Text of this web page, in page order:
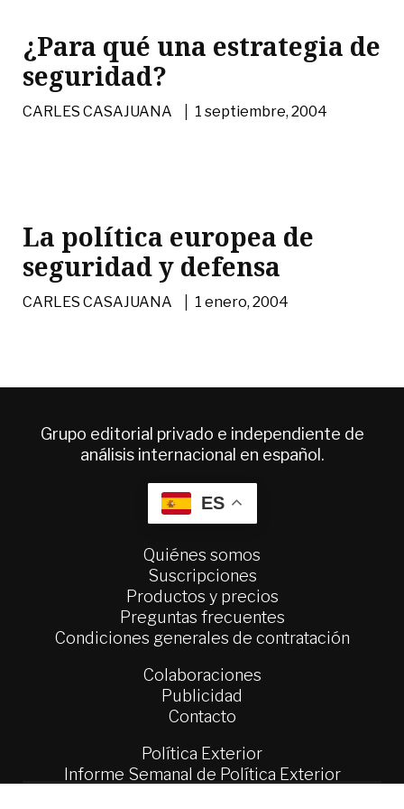
¿Para qué una estrategia de
seguridad?
CARLES CASAJUANA | 1 septiembre, 2004
La política europea de
seguridad y defensa
CARLES CASAJUANA | 1 enero, 2004
Grupo editorial privado e independiente de
análisis internacional en español.
ES
Quiénes somos
Suscripciones
Productos y precios
Preguntas frecuentes
Condiciones generales de contratación
Colaboraciones
Publicidad
Contacto
Política Exterior
Informe Semanal de Política Exterior